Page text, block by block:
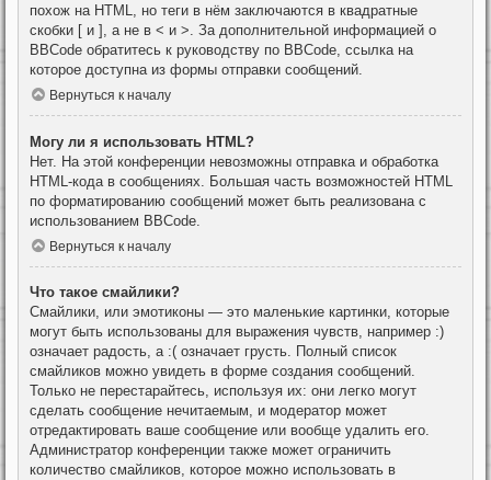
похож на HTML, но теги в нём заключаются в квадратные
скобки [ и ], а не в < и >. За дополнительной информацией о
BBCode обратитесь к руководству по BBCode, ссылка на
которое доступна из формы отправки сообщений.
Вернуться к началу
Могу ли я использовать HTML?
Нет. На этой конференции невозможны отправка и обработка
HTML-кода в сообщениях. Большая часть возможностей HTML
по форматированию сообщений может быть реализована с
использованием BBCode.
Вернуться к началу
Что такое смайлики?
Смайлики, или эмотиконы — это маленькие картинки, которые
могут быть использованы для выражения чувств, например :)
означает радость, а :( означает грусть. Полный список
смайликов можно увидеть в форме создания сообщений.
Только не перестарайтесь, используя их: они легко могут
сделать сообщение нечитаемым, и модератор может
отредактировать ваше сообщение или вообще удалить его.
Администратор конференции также может ограничить
количество смайликов, которое можно использовать в